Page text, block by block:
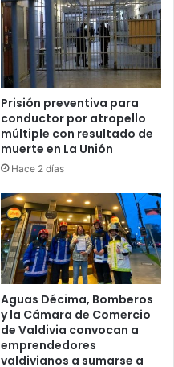
Prisión preventiva para
conductor por atropello
múltiple con resultado de
muerte en La Unión
Hace 2 días
Aguas Décima, Bomberos
y la Cámara de Comercio
de Valdivia convocan a
emprendedores
valdivianos a sumarse a